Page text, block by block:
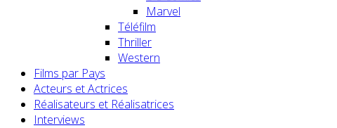
Marvel
Téléfilm
Thriller
Western
Films par Pays
Acteurs et Actrices
Réalisateurs et Réalisatrices
Interviews